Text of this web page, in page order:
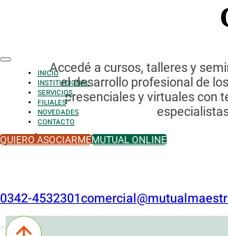
INICIO
INSTITUCIONAL
SERVICIOS
FILIALES
NOVEDADES
CONTACTO
QUIERO ASOCIARMEMUTUAL ONLINE
0342-4532301
Accedé a cursos, talleres y
el desarrollo profesional de
presenciales y virtuales con